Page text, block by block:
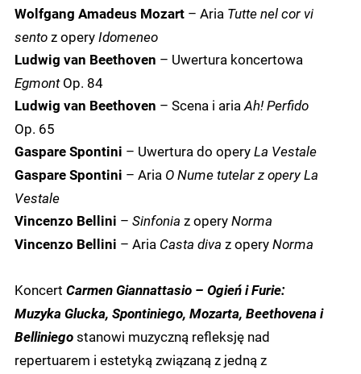
Wolfgang Amadeus Mozart – Aria Tutte nel cor vi
sentoz operyIdomeneo
Ludwig van Beethoven – Uwertura koncertowa
EgmontOp. 84
Ludwig van Beethoven – Scena i aria Ah! Perfido
Op. 65
Gaspare Spontini – Uwertura do operyLa Vestale
Gaspare Spontini – Aria O Nume tutelar z opery La
Vestale
Vincenzo Bellini – Sinfonia z operyNorma
Vincenzo Bellini – Aria Casta diva z operyNorma
Koncert Carmen Giannattasio – Ogień i Furie:
Muzyka Glucka, Spontiniego, Mozarta, Beethovena i
Belliniegostanowi muzyczną refleksję nad
repertuarem i estetyką związaną z jedną z